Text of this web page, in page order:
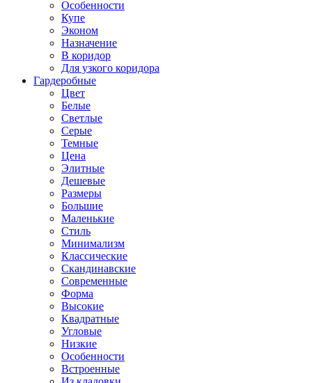
Особенности
Купе
Эконом
Назначение
В коридор
Для узкого коридора
Гардеробные
Цвет
Белые
Светлые
Серые
Темные
Цена
Элитные
Дешевые
Размеры
Большие
Маленькие
Стиль
Минимализм
Классические
Скандинавские
Современные
Форма
Высокие
Квадратные
Угловые
Низкие
Особенности
Встроенные